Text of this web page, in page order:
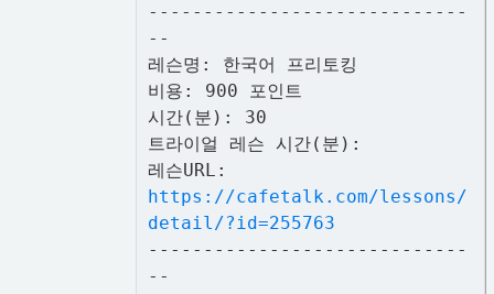
-----------------------------
--
레슨명: 한국어 프리토킹
비용: 900 포인트
시간(분): 30
트라이얼 레슨 시간(분):
레슨URL:
https://cafetalk.com/lessons/
detail/?id=255763
-----------------------------
--